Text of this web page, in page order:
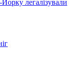
легалізували